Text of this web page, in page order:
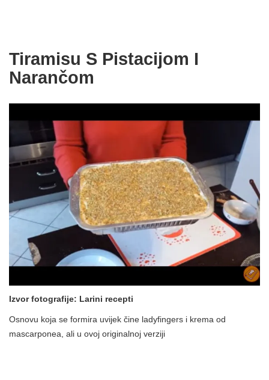
Tiramisu S Pistacijom I
Narančom
Izvor fotografije: Larini recepti
Osnovu koja se formira uvijek čine ladyfingers i krema od
mascarponea, ali u ovoj originalnoj verziji